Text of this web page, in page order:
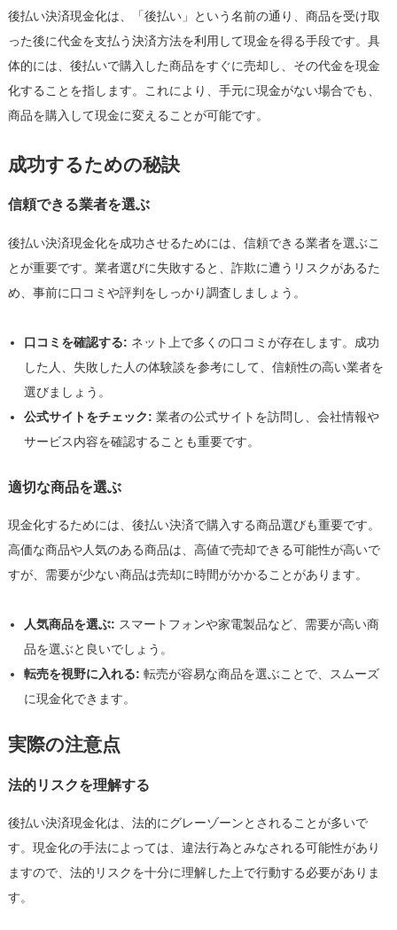
後払い決済現金化は、「後払い」という名前の通り、商品を受け取
った後に代金を支払う決済方法を利用して現金を得る手段です。具
体的には、後払いで購入した商品をすぐに売却し、その代金を現金
化することを指します。これにより、手元に現金がない場合でも、
商品を購入して現金に変えることが可能です。
成功するための秘訣
信頼できる業者を選ぶ
後払い決済現金化を成功させるためには、信頼できる業者を選ぶこ
とが重要です。業者選びに失敗すると、詐欺に遭うリスクがあるた
め、事前に口コミや評判をしっかり調査しましょう。
口コミを確認する: ネット上で多くの口コミが存在します。成功
した人、失敗した人の体験談を参考にして、信頼性の高い業者を
選びましょう。
公式サイトをチェック: 業者の公式サイトを訪問し、会社情報や
サービス内容を確認することも重要です。
適切な商品を選ぶ
現金化するためには、後払い決済で購入する商品選びも重要です。
高価な商品や人気のある商品は、高値で売却できる可能性が高いで
すが、需要が少ない商品は売却に時間がかかることがあります。
人気商品を選ぶ: スマートフォンや家電製品など、需要が高い商
品を選ぶと良いでしょう。
転売を視野に入れる: 転売が容易な商品を選ぶことで、スムーズ
に現金化できます。
実際の注意点
法的リスクを理解する
後払い決済現金化は、法的にグレーゾーンとされることが多いで
す。現金化の手法によっては、違法行為とみなされる可能性があり
ますので、法的リスクを十分に理解した上で行動する必要がありま
す。